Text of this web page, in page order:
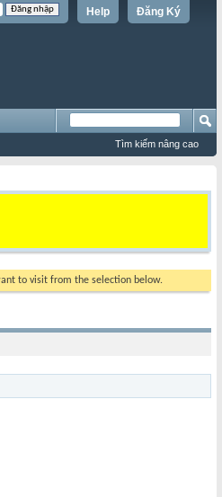
Đăng Ký
Help
Tìm kiếm nâng cao
to visit from the selection below.